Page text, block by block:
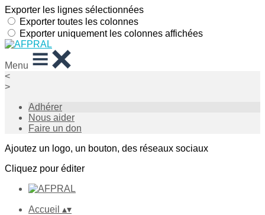
Exporter les lignes sélectionnées
Exporter toutes les colonnes
Exporter uniquement les colonnes affichées
Menu
<
>
Adhérer
Nous aider
Faire un don
Ajoutez un logo, un bouton, des réseaux sociaux
Cliquez pour éditer
Accueil ▴▾